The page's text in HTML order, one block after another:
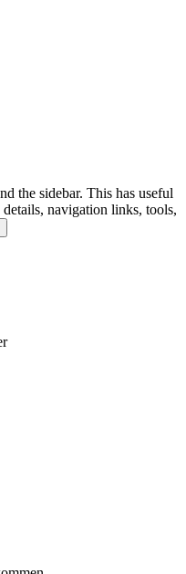
the sidebar. This has useful
navigation links, tools,